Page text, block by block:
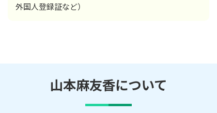
外国人登録証など）
山本麻友香について